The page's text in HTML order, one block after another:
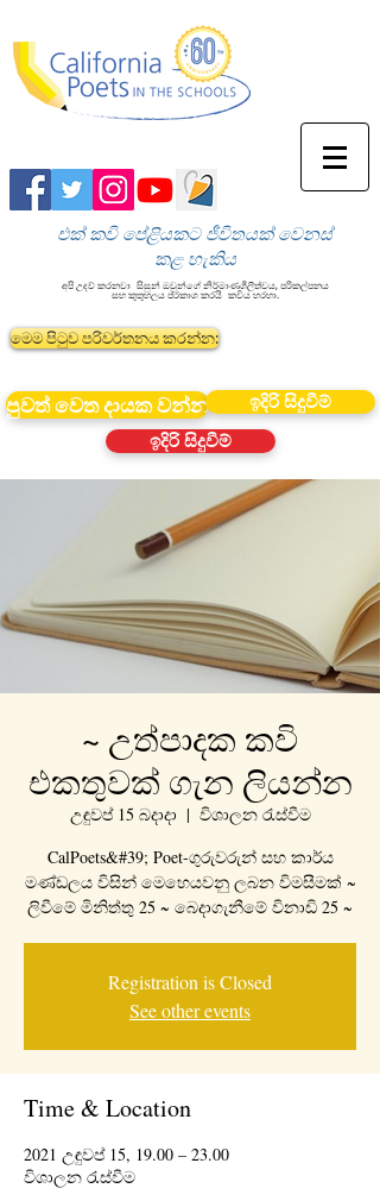
එක් කවි පේළියකට ජීවිතයක් වෙනස්
කළ හැකිය
අපි උදව් කරනවා සිසුන් ඔවුන්ගේ නිර්මාණශීලීත්වය, පරිකල්පනය
සහ කුතුහලය ප්රකාශ කරයි කවිය හරහා.
මෙම පිටුව පරිවර්තනය කරන්න:
පුවත් වෙත දායක වන්න
ඉදිරි සිදුවීම්
ඉදිරි සිදුවීම්
~ උත්පාදක කවි
එකතුවක් ගැන ලියන්න
උඳුවප් 15 බදාදා
  |
විශාලන රැස්වීම
CalPoets&#39; Poet-ගුරුවරුන් සහ කාර්ය
මණ්ඩලය විසින් මෙහෙයවනු ලබන විමසීමක් ~
ලිවීමේ මිනිත්තු 25 ~ බෙදාගැනීමේ විනාඩි 25 ~
Registration is Closed
See other events
Time & Location
2021 උඳුවප් 15, 19.00 – 23.00
විශාලන රැස්වීම